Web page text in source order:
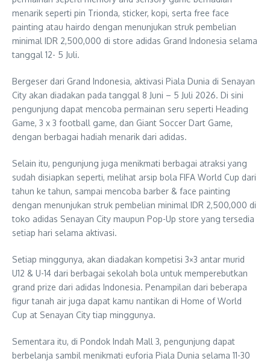
menarik seperti pin Trionda, sticker, kopi, serta free face
painting atau hairdo dengan menunjukan struk pembelian
minimal IDR 2,500,000 di store adidas Grand Indonesia selama
tanggal 12- 5 Juli.
Bergeser dari Grand Indonesia, aktivasi Piala Dunia di Senayan
City akan diadakan pada tanggal 8 Juni – 5 Juli 2026. Di sini
pengunjung dapat mencoba permainan seru seperti Heading
Game, 3 x 3 football game, dan Giant Soccer Dart Game,
dengan berbagai hadiah menarik dari adidas.
Selain itu, pengunjung juga menikmati berbagai atraksi yang
sudah disiapkan seperti, melihat arsip bola FIFA World Cup dari
tahun ke tahun, sampai mencoba barber & face painting
dengan menunjukan struk pembelian minimal IDR 2,500,000 di
toko adidas Senayan City maupun Pop-Up store yang tersedia
setiap hari selama aktivasi.
Setiap minggunya, akan diadakan kompetisi 3×3 antar murid
U12 & U-14 dari berbagai sekolah bola untuk memperebutkan
grand prize dari adidas Indonesia. Penampilan dari beberapa
figur tanah air juga dapat kamu nantikan di Home of World
Cup at Senayan City tiap minggunya.
Sementara itu, di Pondok Indah Mall 3, pengunjung dapat
berbelanja sambil menikmati euforia Piala Dunia selama 11-30